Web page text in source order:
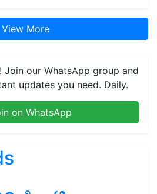
View More
Join our WhatsApp group and
updates you need. Daily.
on WhatsApp